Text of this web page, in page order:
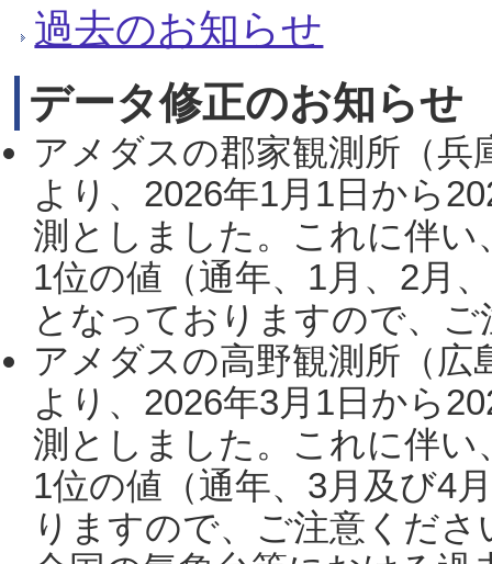
過去のお知らせ
データ修正のお知らせ
アメダスの郡家観測所（
より、2026年1月1日から
測としました。これに伴い
1位の値（通年、1月、2月
となっておりますので、
アメダスの高野観測所（
より、2026年3月1日から
測としました。これに伴い
1位の値（通年、3月及び4
りますので、ご注意くだ